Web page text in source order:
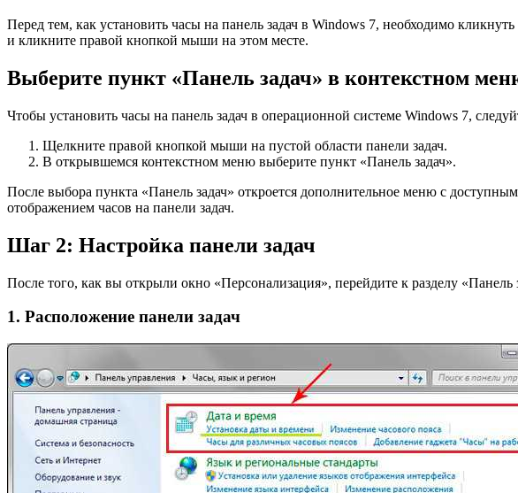
Перед тем, как установить часы на панель задач в Windows 7, необходимо
и кликните правой кнопкой мыши на этом месте.
Выберите пункт «Панель задач» в контекстном
Чтобы установить часы на панель задач в операционной системе Windows 7,
Щелкните правой кнопкой мыши на пустой области панели задач.
В открывшемся контекстном меню выберите пункт «Панель задач».
После выбора пункта «Панель задач» откроется дополнительное меню с
отображением часов на панели задач.
Шаг 2: Настройка панели задач
После того, как вы открыли окно «Персонализация», перейдите к разделу
1. Расположение панели задач